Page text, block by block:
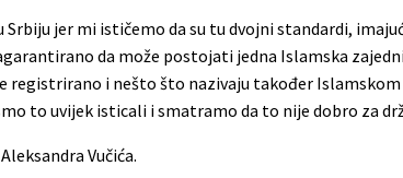
jer mi ističemo da su tu dvojni standardi,
da može postojati jedna Islamska
registrirano i nešto što nazivaju također
to uvijek isticali i smatramo da to nije dobro za
Vučića.